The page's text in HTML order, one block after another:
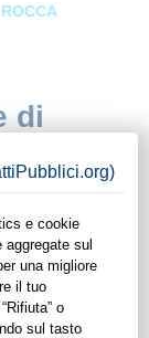
di
avere
Ente
potrai
e